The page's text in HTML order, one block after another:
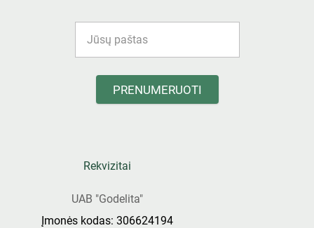
PRENUMERUOTI
Rekvizitai
UAB "Godelita"
Įmonės kodas: 306624194